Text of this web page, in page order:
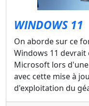
WINDOWS 11
On aborde sur ce
Windows 11 devrait
Microsoft lors
avec cette mise à
d'exploitation du